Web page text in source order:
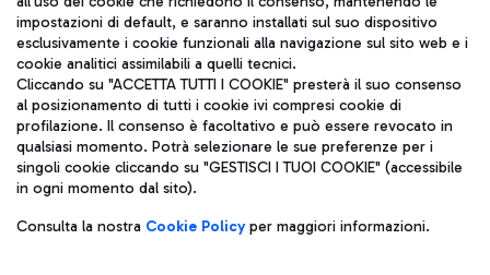
Aeroporti di Roma S.p.A. - Società soggetta a direzione e
coordinamento di Mundys S.p.A.
Codice fiscale e Registro delle Imprese di Roma 13032990155 P.
IVA 06572251004
Capitale sociale 62.224.743,00 int. vers.
Sede legale: Via Pier Paolo Racchetti 1 - 00054 Fiumicino (RM)
telefono +39 06 65951
Privacy policy
Note legali
impostazioni di default, e saranno installati sul suo dispositivo
esclusivamente i cookie funzionali alla navigazione sul sito web e i
cookie analitici assimilabili a quelli tecnici.
Cliccando su "ACCETTA TUTTI I COOKIE" presterà il suo consenso
al posizionamento di tutti i cookie ivi compresi cookie di
profilazione. Il consenso è facoltativo e può essere revocato in
qualsiasi momento. Potrà selezionare le sue preferenze per i
singoli cookie cliccando su "GESTISCI I TUOI COOKIE" (accessibile
in ogni momento dal sito).
Consulta la nostra Cookie Policyper maggiori informazioni.